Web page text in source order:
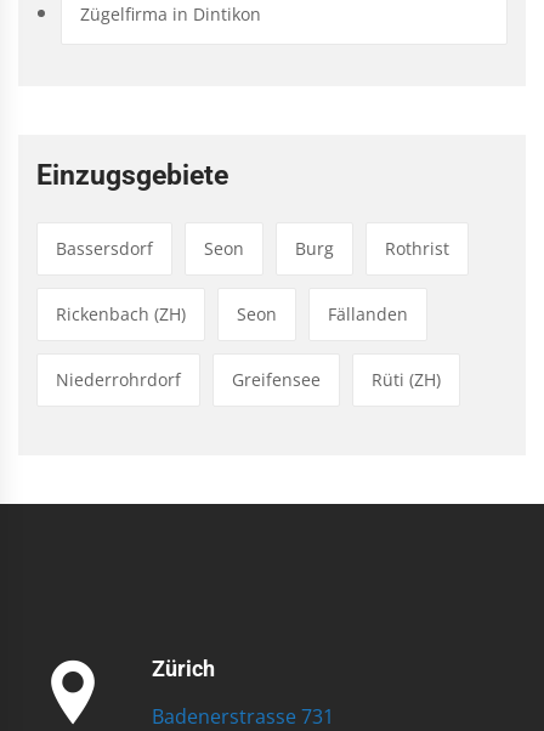
Zügelfirma in Dintikon
Einzugsgebiete
Bassersdorf Seon Burg Rothrist
Rickenbach (ZH) Seon Fällanden
Niederrohrdorf Greifensee Rüti (ZH)
Zürich
Badenerstrasse 731